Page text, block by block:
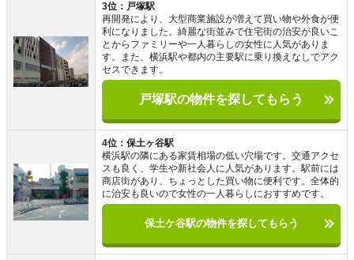
3位：戸塚駅
再開発により、大型商業施設が増えて買い物や外食が便
利になりました。綺麗な街並みで住宅街の治安が良いこ
とからファミリーや一人暮らしの女性に人気がありま
す。また、横浜駅や都内の主要駅に乗り換えなしでアク
セスできます。
戸塚駅の物件を探してもらう
4位：保土ヶ谷駅
横浜駅の隣にある家賃相場の低い穴場です。交通アクセ
スも良く、学生や新社会人に人気があります。駅前には
商店街があり、ちょっとした買い物に便利です。全体的
に治安も良いので女性の一人暮らしにおすすめです。
保土ケ谷駅の物件を探してもらう